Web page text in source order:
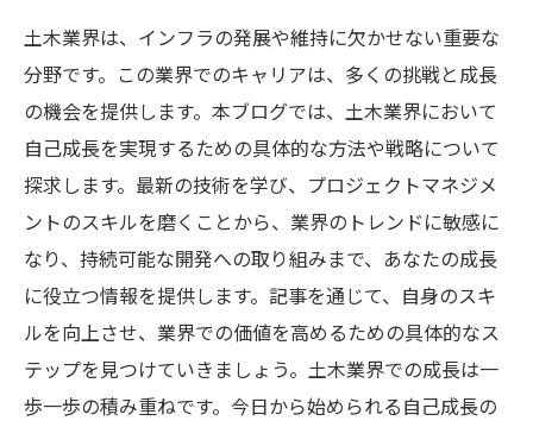
土木業界は、インフラの発展や維持に欠かせない重要な
分野です。この業界でのキャリアは、多くの挑戦と成長
の機会を提供します。本ブログでは、土木業界において
自己成長を実現するための具体的な方法や戦略について
探求します。最新の技術を学び、プロジェクトマネジメ
ントのスキルを磨くことから、業界のトレンドに敏感に
なり、持続可能な開発への取り組みまで、あなたの成長
に役立つ情報を提供します。記事を通じて、自身のスキ
ルを向上させ、業界での価値を高めるための具体的なス
テップを見つけていきましょう。土木業界での成長は一
歩一歩の積み重ねです。今日から始められる自己成長の